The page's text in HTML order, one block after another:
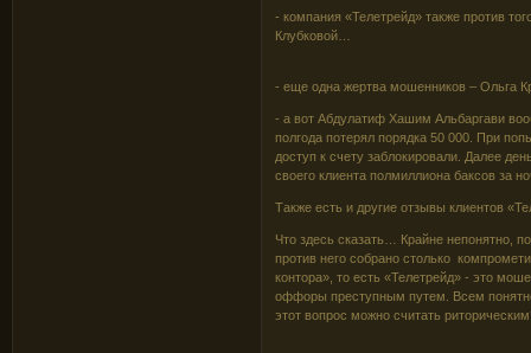
- компания «Телетрейд» также против
Клубковой…
- еще одна жертва мошенников – Ольга
- а вот Абдулатиф Хашим Альбаргави
полгода потерял порядка 50 000. При
доступ к счету заблокировали. Далее
своего клиента полмиллиона баксов за
Также есть и другие отзывы клиентов
Что здесь сказать… Крайне непонятно,
против него собрано столько
контора», то есть «Телетрейд» - это
оффоры преступным путем. Всем
этот вопрос можно считать